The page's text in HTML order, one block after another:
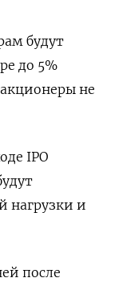
будут
до 5%
не
IPO
нагрузки и
после